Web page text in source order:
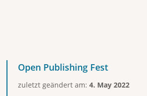
Open Publishing Fest
zuletzt geändert am: 4. May 2022